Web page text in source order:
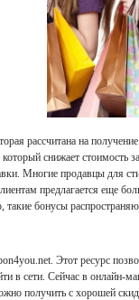
рассчитана на
снижает стоимость
Многие продавцы для
предлагается еще
бонусы
Этот ресурс
в сети. Сейчас в онлайн-
получить с хорошей